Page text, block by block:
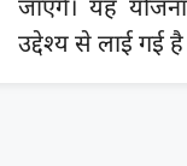
जाएंगे। यह
उद्देश्य से लाई गई